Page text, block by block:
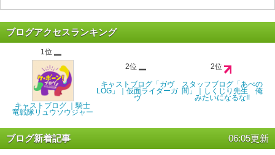
ブログアクセスランキング
1位
キャストブログ ｜騎士
竜戦隊リュウソウジャー
2位
キャストブログ「ガヴ
LOG」｜仮面ライダーガ
ヴ
2位
スタッフブログ「あべの
間」｜しくじり先生 俺
みたいになるな!!
ブログ新着記事 06:05更新